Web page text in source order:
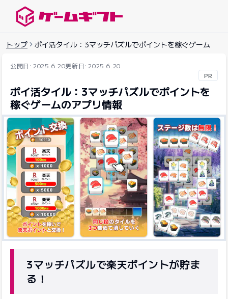
トップ ポイ活タイル：3マッチパズルでポイントを稼ぐゲーム
公開日: 2025.6.20更新日: 2025.6.20
PR
ポイ活タイル：3マッチパズルでポイントを
稼ぐゲームのアプリ情報
3マッチパズルで楽天ポイントが貯ま
る！